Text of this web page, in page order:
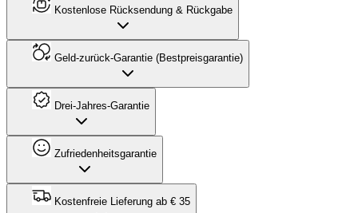
Kostenlose Rücksendung & Rückgabe
Geld-zurück-Garantie (Bestpreisgarantie)
Drei-Jahres-Garantie
Zufriedenheitsgarantie
Kostenfreie Lieferung ab € 35